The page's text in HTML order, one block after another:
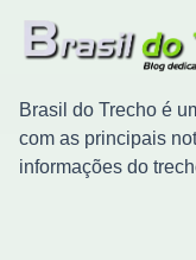
Brasil do Trecho é
com as principais
informações do